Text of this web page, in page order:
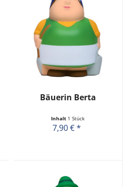
Bäuerin Berta
Inhalt 1 Stück
7,90 € *